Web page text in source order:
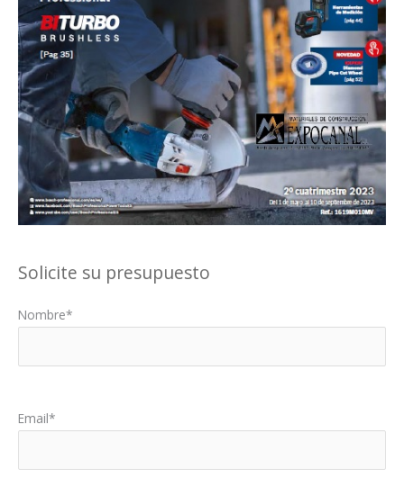
Solicite su presupuesto
Nombre*
Email*